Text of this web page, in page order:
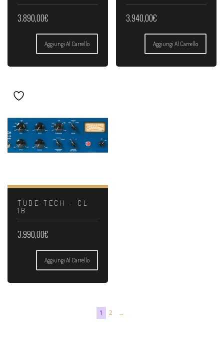
3.890,00€
Aggiungi Al Carrello
3.940,00€
Aggiungi Al Carrello
TUBE-TECH – CL
1B
3.990,00€
Aggiungi Al Carrello
1 2 →